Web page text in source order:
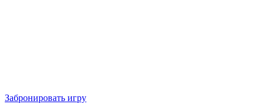
Забронировать игру